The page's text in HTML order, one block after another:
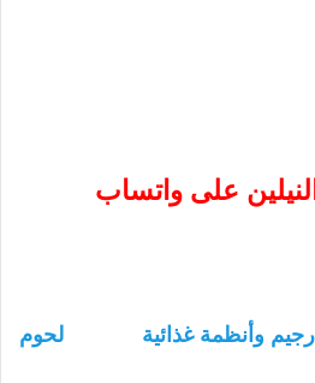
على واتساب
رجيم وأنظمة غذائية
لحوم